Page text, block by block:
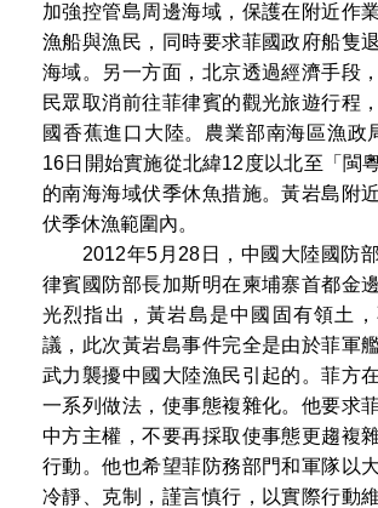
加強控管島周邊海域，保護在附近作
漁船與漁民，同時要求菲國政府船隻
海域。另一方面，北京透過經濟手段
民眾取消前往菲律賓的觀光旅遊行程
國香蕉進口大陸。農業部南海區漁政
16日開始實施從北緯12度以北至「閩
的南海海域伏季休魚措施。黃岩島附
伏季休漁範圍內。
2012年5月28日，中國大陸國防部
律賓國防部長加斯明在柬埔寨首都金
光烈指出，黃岩島是中國固有領土
議，此次黃岩島事件完全是由於菲軍
武力襲擾中國大陸漁民引起的。菲方
一系列做法，使事態複雜化。他要求
中方主權，不要再採取使事態更趨複
行動。他也希望菲防務部門和軍隊以
冷靜、克制，謹言慎行，以實際行動